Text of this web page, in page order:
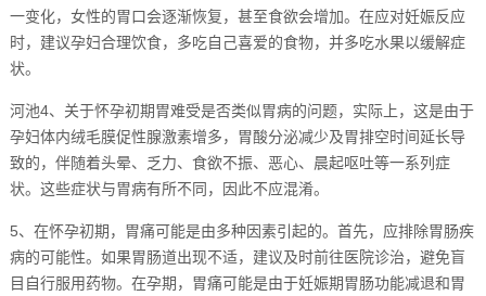
一变化，女性的胃口会逐渐恢复，甚至食欲会增加。在应对妊娠反应
时，建议孕妇合理饮食，多吃自己喜爱的食物，并多吃水果以缓解症
状。
河池4、关于怀孕初期胃难受是否类似胃病的问题，实际上，这是由于
孕妇体内绒毛膜促性腺激素增多，胃酸分泌减少及胃排空时间延长导
致的，伴随着头晕、乏力、食欲不振、恶心、晨起呕吐等一系列症
状。这些症状与胃病有所不同，因此不应混淆。
5、在怀孕初期，胃痛可能是由多种因素引起的。首先，应排除胃肠疾
病的可能性。如果胃肠道出现不适，建议及时前往医院诊治，避免盲
目自行服用药物。在孕期，胃痛可能是由于妊娠期胃肠功能减退和胃